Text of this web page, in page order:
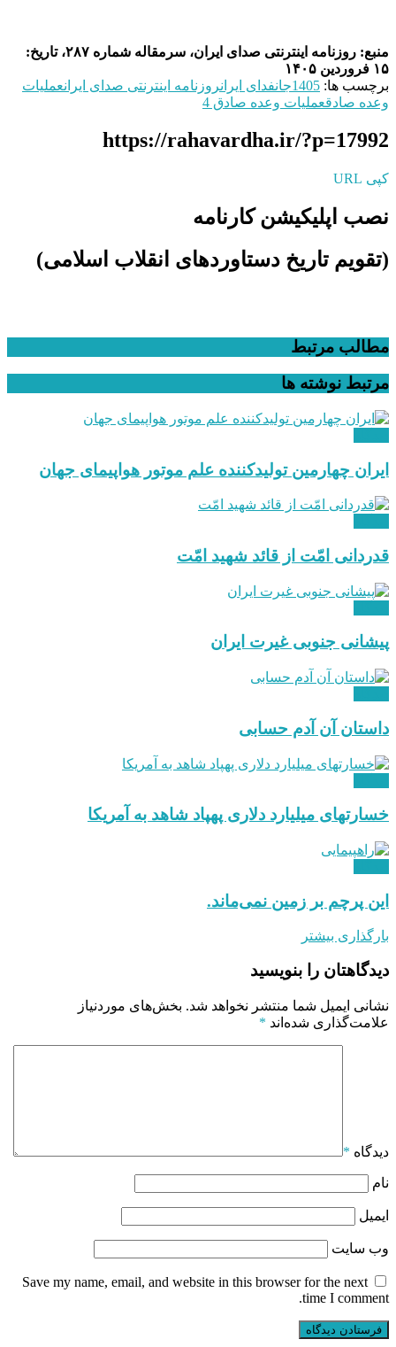
منبع: روزنامه اینترنتی صدای ایران، سرمقاله شماره ۲۸۷، تاریخ:
۱۵ فروردین ۱۴۰۵
برچسب ها: 1405جانفدای ایرانروزنامه اینترنتی صدای ایرانعملیات
وعده صادقعملیات وعده صادق 4
https://rahavardha.ir/?p=17992
کپی URL
نصب اپلیکیشن کارنامه
(تقویم تاریخ دستاوردهای انقلاب اسلامی​)
مطالب مرتبط
مرتبط نوشته ها
ایران چهارمین تولیدکننده علم موتور هواپیمای جهان
قدردانی امّت از قائد شهید امّت
پیشانی جنوبی غیرت ایران
داستان آن آدم حسابی
خسارتهای میلیارد دلاری پهپاد شاهد به آمریکا
این پرچم بر زمین نمی‌ماند.
بارگذاری بیشتر
دیدگاهتان را بنویسید
نشانی ایمیل شما منتشر نخواهد شد. بخش‌های موردنیاز
علامت‌گذاری شده‌اند *
دیدگاه *
نام
ایمیل
وب‌ سایت
Save my name, email, and website in this browser for the next
time I comment.